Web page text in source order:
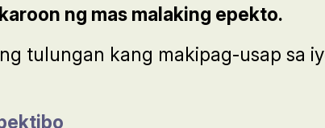
ng mas malaking epekto.
tulungan kang makipag-usap sa